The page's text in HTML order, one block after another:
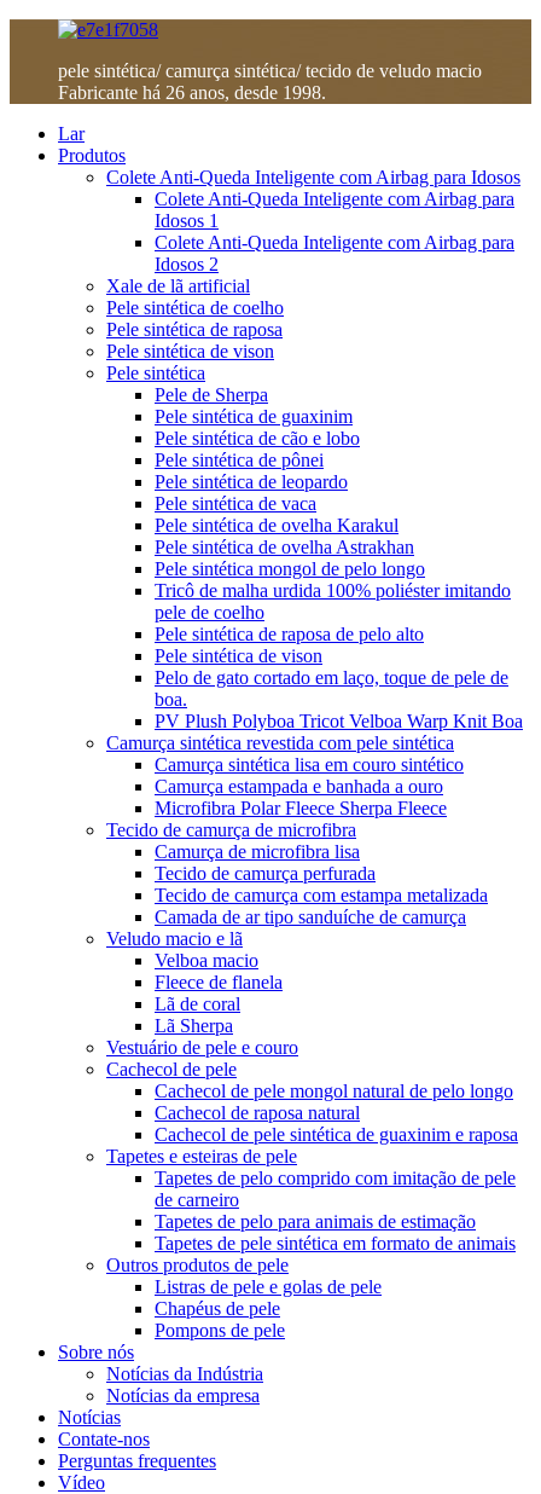
pele sintética/ camurça sintética/ tecido de veludo macio
Fabricante há 26 anos, desde 1998.
Lar
Produtos
Colete Anti-Queda Inteligente com Airbag para Idosos
Colete Anti-Queda Inteligente com Airbag para
Idosos 1
Colete Anti-Queda Inteligente com Airbag para
Idosos 2
Xale de lã artificial
Pele sintética de coelho
Pele sintética de raposa
Pele sintética de vison
Pele sintética
Pele de Sherpa
Pele sintética de guaxinim
Pele sintética de cão e lobo
Pele sintética de pônei
Pele sintética de leopardo
Pele sintética de vaca
Pele sintética de ovelha Karakul
Pele sintética de ovelha Astrakhan
Pele sintética mongol de pelo longo
Tricô de malha urdida 100% poliéster imitando
pele de coelho
Pele sintética de raposa de pelo alto
Pele sintética de vison
Pelo de gato cortado em laço, toque de pele de
boa.
PV Plush Polyboa Tricot Velboa Warp Knit Boa
Camurça sintética revestida com pele sintética
Camurça sintética lisa em couro sintético
Camurça estampada e banhada a ouro
Microfibra Polar Fleece Sherpa Fleece
Tecido de camurça de microfibra
Camurça de microfibra lisa
Tecido de camurça perfurada
Tecido de camurça com estampa metalizada
Camada de ar tipo sanduíche de camurça
Veludo macio e lã
Velboa macio
Fleece de flanela
Lã de coral
Lã Sherpa
Vestuário de pele e couro
Cachecol de pele
Cachecol de pele mongol natural de pelo longo
Cachecol de raposa natural
Cachecol de pele sintética de guaxinim e raposa
Tapetes e esteiras de pele
Tapetes de pelo comprido com imitação de pele
de carneiro
Tapetes de pelo para animais de estimação
Tapetes de pele sintética em formato de animais
Outros produtos de pele
Listras de pele e golas de pele
Chapéus de pele
Pompons de pele
Sobre nós
Notícias da Indústria
Notícias da empresa
Notícias
Contate-nos
Perguntas frequentes
Vídeo